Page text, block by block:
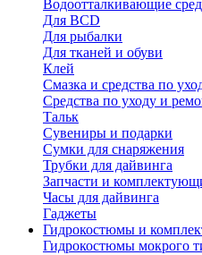
Водоотталкивающие
Для BCD
Для рыбалки
Для тканей и обуви
Клей
Смазка и средства по
Средства по уходу и
Тальк
Сувениры и подарки
Сумки для снаряжения
Трубки для дайвинга
Запчасти и
Часы для дайвинга
Гаджеты
Гидрокостюмы и
Гидрокостюмы мокрого